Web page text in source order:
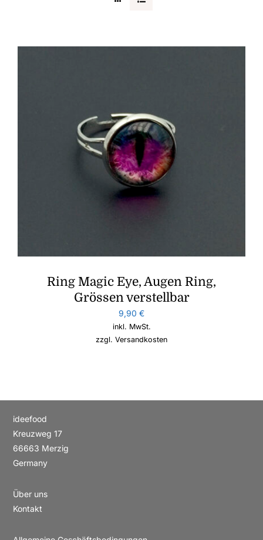
Ring Magic Eye, Augen Ring,
Grössen verstellbar
9,90 €
inkl. MwSt.
zzgl. Versandkosten
ideefood
Kreuzweg 17
66663 Merzig
Germany
Über uns
Kontakt